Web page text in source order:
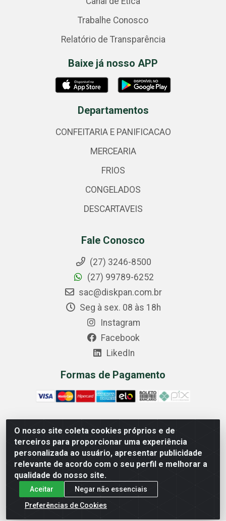
O nosso site coleta cookies próprios e de
terceiros para proporcionar uma experiência
personalizada ao usuário, apresentar publicidade
relevante de acordo com o seu perfil e melhorar a
qualidade do nosso site.
Aceitar
Negar não essenciais
Preferências de Cookies
Trabalhe Conosco
Relatório de Transparência
Baixe já nosso APP
Departamentos
CONFEITARIA E PANIFICACAO
MERCEARIA
FRIOS
CONGELADOS
DESCARTAVEIS
Fale Conosco
(27) 3246-8500
(27) 99789-6252
sac@diskpan.com.br
Seg à sex. 08 às 18h
Instagram
Facebook
LikedIn
Formas de Pagamento
Comercial Diskpan Ltda - Av. Fernando Antonio, 1911 -
Sotelandia, Cariacica/ES - CEP 29140-669 - CNPJ
02.691.482/0001-07